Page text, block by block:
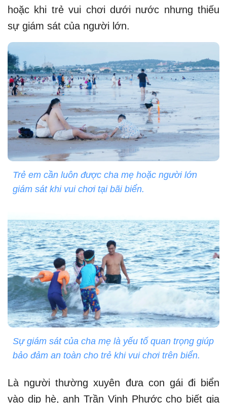
hoặc khi trẻ vui chơi dưới nước nhưng thiếu
sự giám sát của người lớn.
Trẻ em cần luôn được cha mẹ hoặc người lớn
giám sát khi vui chơi tại bãi biển.
Sự giám sát của cha mẹ là yếu tố quan trọng giúp
bảo đảm an toàn cho trẻ khi vui chơi trên biển.
Là người thường xuyên đưa con gái đi biển
vào dịp hè, anh Trần Vinh Phước cho biết gia